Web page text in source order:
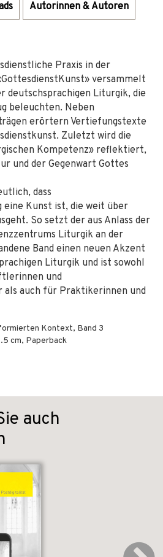
Autorinnen & Autoren
Praxis in der
versammelt
deutschsprachigen Liturgik, die
beleuchten. Neben
erörtern Vertiefungstexte
Zuletzt wird die
Kompetenz» reflektiert,
und der Gegenwart Gottes
dass
Kunst ist, die weit über
So setzt der aus Anlass der
Liturgik an der
Band einen neuen Akzent
Liturgik und ist sowohl
und
auch für Praktikerinnen und
Kontext, Band 3
cm, Paperback
auch